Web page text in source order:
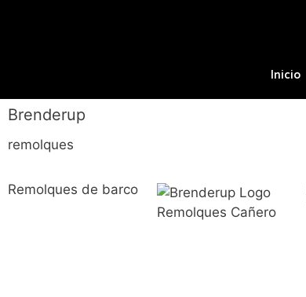
Inicio
Brenderup
remolques
Remolques de barco